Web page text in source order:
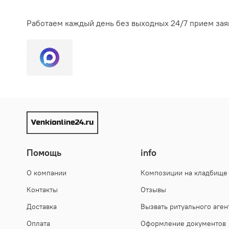
высокая влажность воздуха сократят этот срок.
материал все равно окажется выносливее
Практичность. Искусственные венки не требуют
Возможность купить заранее. Искусственный
Работаем каждый день без выходных 24/7 прием
Помощь
О компании
Контакты
Доставка
Оплата
info
Композиции на кладбище
Отзывы
Вызвать ритуального
Оформление документов